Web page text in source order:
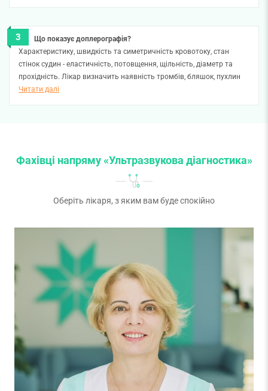
Що показує доплерографія?
Характеристику, швидкість та симетричність кровотоку, стан
стінок судин - еластичність, потовщення, щільність, діаметр та
прохідність. Лікар визначить наявність тромбів, бляшок, пухлин
чи інших патологій.
Читати далі
Фахівці напряму «Ультразвукова діагностика»
Оберіть лікаря, з яким вам буде спокійно